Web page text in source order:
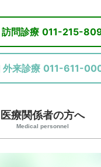
訪問診療 011-215-
外来診療 011-611-
医療関係者の方へ
Medical personnel